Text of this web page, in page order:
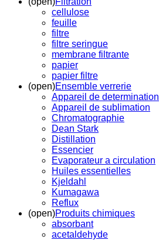
cellulose
feuille
filtre
filtre seringue
membrane filtrante
papier
papier filtre
(open)Ensemble verrerie
Appareil de determination
Appareil de sublimation
Chromatographie
Dean Stark
Distillation
Essencier
Evaporateur a circulation
Huiles essentielles
Kjeldahl
Kumagawa
Reflux
(open)Produits chimiques
absorbant
acetaldehyde